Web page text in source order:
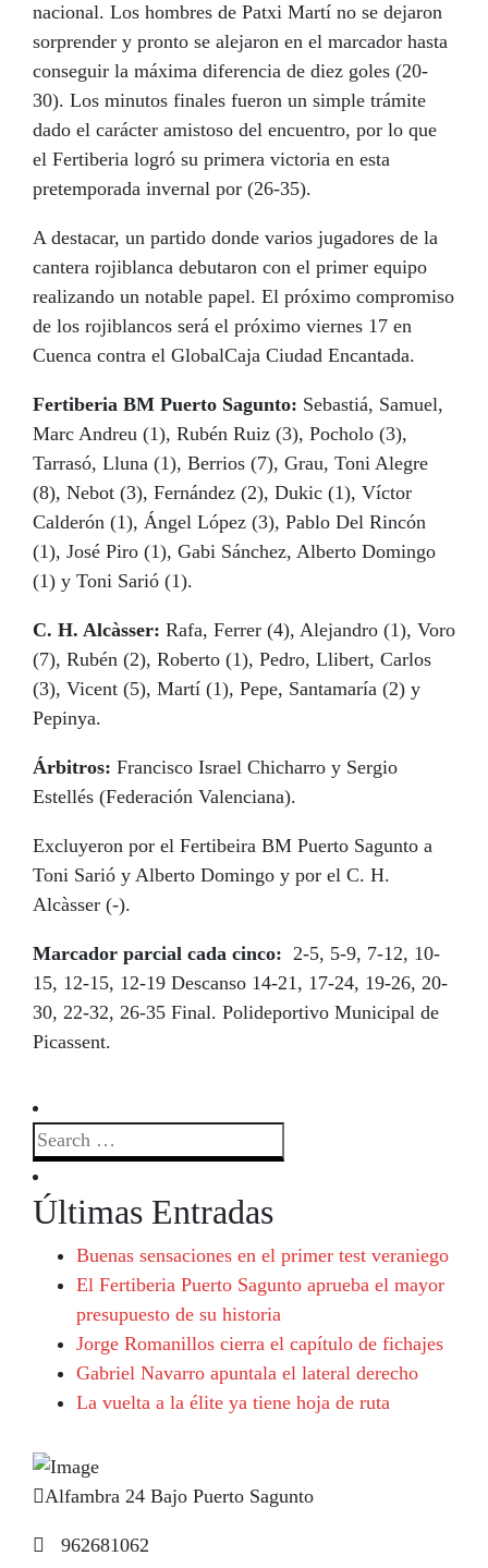
nacional. Los hombres de Patxi Martí no se dejaron
sorprender y pronto se alejaron en el marcador hasta
conseguir la máxima diferencia de diez goles (20-
30). Los minutos finales fueron un simple trámite
dado el carácter amistoso del encuentro, por lo que
el Fertiberia logró su primera victoria en esta
pretemporada invernal por (26-35).
A destacar, un partido donde varios jugadores de la
cantera rojiblanca debutaron con el primer equipo
realizando un notable papel. El próximo compromiso
de los rojiblancos será el próximo viernes 17 en
Cuenca contra el GlobalCaja Ciudad Encantada.
Fertiberia BM Puerto Sagunto: Sebastiá, Samuel,
Marc Andreu (1), Rubén Ruiz (3), Pocholo (3),
Tarrasó, Lluna (1), Berrios (7), Grau, Toni Alegre
(8), Nebot (3), Fernández (2), Dukic (1), Víctor
Calderón (1), Ángel López (3), Pablo Del Rincón
(1), José Piro (1), Gabi Sánchez, Alberto Domingo
(1) y Toni Sarió (1).
C. H. Alcàsser: Rafa, Ferrer (4), Alejandro (1), Voro
(7), Rubén (2), Roberto (1), Pedro, Llibert, Carlos
(3), Vicent (5), Martí (1), Pepe, Santamaría (2) y
Pepinya.
Árbitros: Francisco Israel Chicharro y Sergio
Estellés (Federación Valenciana).
Excluyeron por el Fertibeira BM Puerto Sagunto a
Toni Sarió y Alberto Domingo y por el C. H.
Alcàsser (-).
Marcador parcial cada cinco: 2-5, 5-9, 7-12, 10-
15, 12-15, 12-19 Descanso 14-21, 17-24, 19-26, 20-
30, 22-32, 26-35 Final. Polideportivo Municipal de
Picassent.
Últimas Entradas
Buenas sensaciones en el primer test veraniego
El Fertiberia Puerto Sagunto aprueba el mayor
presupuesto de su historia
Jorge Romanillos cierra el capítulo de fichajes
Gabriel Navarro apuntala el lateral derecho
La vuelta a la élite ya tiene hoja de ruta
Alfambra 24 Bajo Puerto Sagunto
962681062